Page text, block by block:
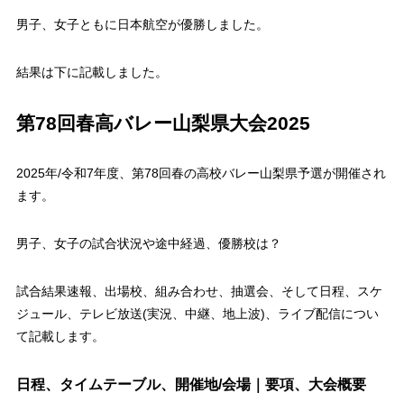
男子、女子ともに日本航空が優勝しました。
結果は下に記載しました。
第78回春高バレー山梨県大会2025
2025年/令和7年度、第78回春の高校バレー山梨県予選が開催され
ます。
男子、女子の試合状況や途中経過、優勝校は？
試合結果速報、出場校、組み合わせ、抽選会、そして日程、スケ
ジュール、テレビ放送(実況、中継、地上波)、ライブ配信につい
て記載します。
日程、タイムテーブル、開催地/会場｜要項、大会概要